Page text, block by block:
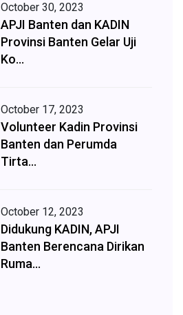
October 30, 2023
APJI Banten dan KADIN
Provinsi Banten Gelar Uji
Ko...
October 17, 2023
Volunteer Kadin Provinsi
Banten dan Perumda
Tirta...
October 12, 2023
Didukung KADIN, APJI
Banten Berencana Dirikan
Ruma...